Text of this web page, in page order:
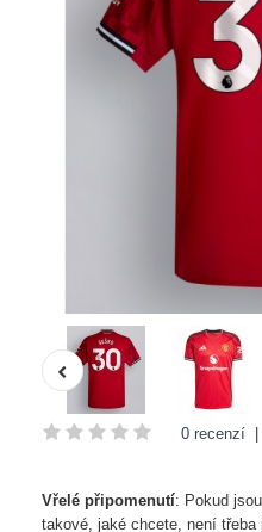
0 recenzí
Vřelé připomenutí: Pokud
takové, jaké chcete, není